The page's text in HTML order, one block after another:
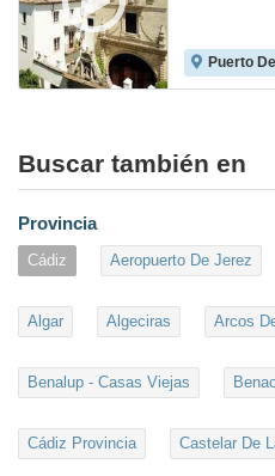
Puerto
Buscar también en
Provincia
Cádiz Aeropuerto De Jerez
Algar Algeciras Arcos
Benalup - Casas Viejas
Cádiz Provincia Castelar De